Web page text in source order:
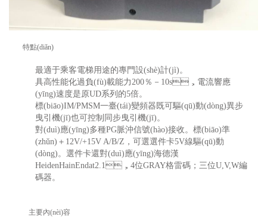
特點(diǎn)
最適于乘客電梯用途的專門設(shè)計(jì)。
具高性能化過負(fù)載能力200％－10s，電流響應
(yīng)速度是原UD系列的5倍。
標(biāo)IM/PMSM一臺(tái)變頻器既可驅(qū)動(dòng)異步
曳引機(jī)也可控制同步曳引機(jī)。
對(duì)應(yīng)多種PG脈沖信號(hào)接收。標(biāo)準
(zhǔn)＋12V/+15V A/B/Z，可選選件卡5V線驅(qū)動
(dòng)。選件卡還對(duì)應(yīng)海德漢
HeidenHainEndat2.1，4位GRAY格雷碼；三位U,V,W編
碼器。
主要內(nèi)容